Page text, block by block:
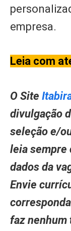
empresa.
Leia com
O Site
divulgação
seleção e/
leia sempre
dados da
Envie
faz nenhum